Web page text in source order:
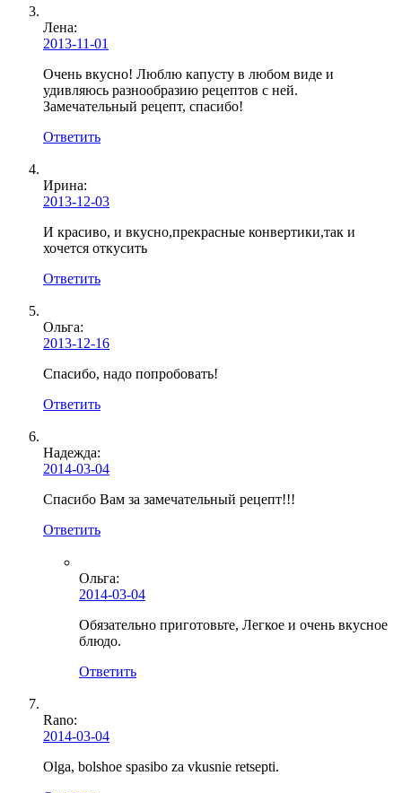
Лена:
2013-11-01
Очень вкусно! Люблю капусту в любом виде и
удивляюсь разнообразию рецептов с ней.
Замечательный рецепт, спасибо!
Ответить
Ирина:
2013-12-03
И красиво, и вкусно,прекрасные конвертики,так и
хочется откусить
Ответить
Ольга:
2013-12-16
Спасибо, надо попробовать!
Ответить
Надежда:
2014-03-04
Спасибо Вам за замечательный рецепт!!!
Ответить
Ольга:
2014-03-04
Обязательно приготовьте, Легкое и очень вкусное
блюдо.
Ответить
Rano:
2014-03-04
Olga, bolshoe spasibo za vkusnie retsepti.